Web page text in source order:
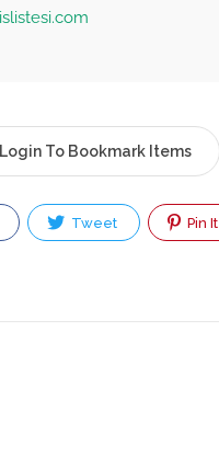
Login To Bookmark Items
Tweet Pin It